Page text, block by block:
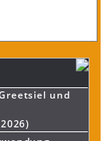
und